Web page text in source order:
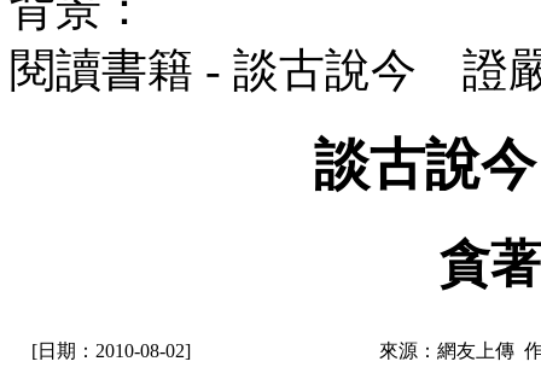
閱讀書籍 - 談古說今 證
談古說
貪
[日期：2010-08-02] 來源：網友上傳